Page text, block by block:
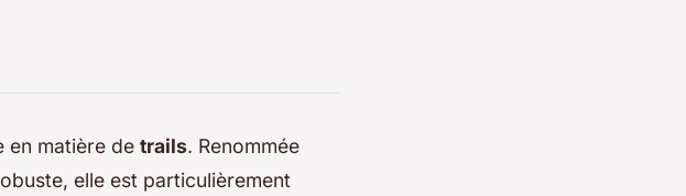
en matière de trails. Renommée
elle est particulièrement